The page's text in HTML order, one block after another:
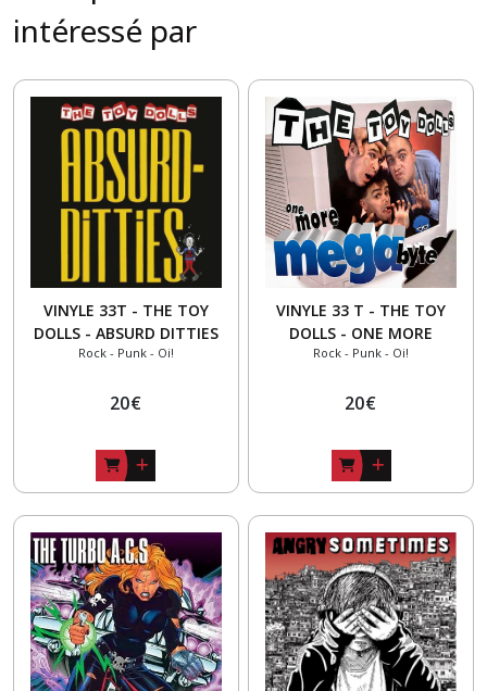
intéressé par
VINYLE 33T - THE TOY
DOLLS - ABSURD DITTIES
Rock - Punk - Oi!
20€
VINYLE 33 T - THE TOY
DOLLS - ONE MORE
MEGABYTE
Rock - Punk - Oi!
20€